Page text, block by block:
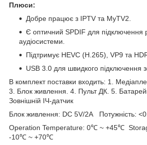
Плюси:
Добре працює з IPTV та MyTV2.
Є оптичний SPDIF для підключення
аудіосистеми.
Підтримує HEVC (H.265), VP9 та
USB 3.0 для швидкого підключення
В комплект поставки входить: 1.
3. Блок живлення. 4. Пульт ДК. 5.
Зовнішній ІЧ-датчик
Блок живлення: DC 5V/2A Потужність:
Operation Temperature: 0℃ ~ +45℃
-10℃ ~ +70℃